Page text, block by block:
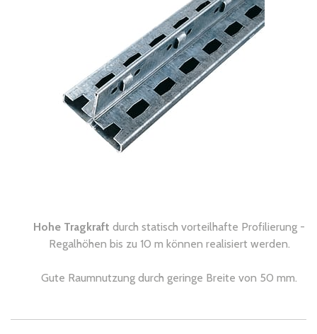
Hohe Tragkraft durch statisch vorteilhafte Profilierung -
Regalhöhen bis zu 10 m können realisiert werden.
Gute Raumnutzung durch geringe Breite von 50 mm.